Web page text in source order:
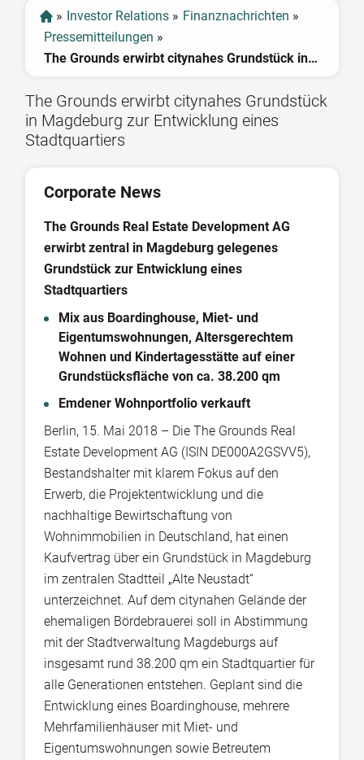
» Investor Relations » Finanznachrichten »
Pressemitteilungen »
The Grounds erwirbt citynahes Grundstück in Magdeburg zur Entwicklung eines Stadtquartiers
The Grounds erwirbt citynahes Grundstück
in Magdeburg zur Entwicklung eines
Stadtquartiers
Corporate News
The Grounds Real Estate Development AG
erwirbt zentral in Magdeburg gelegenes
Grundstück zur Entwicklung eines
Stadtquartiers
Mix aus Boardinghouse, Miet- und
Eigentumswohnungen, Altersgerechtem
Wohnen und Kindertagesstätte auf einer
Grundstücksfläche von ca. 38.200 qm
Emdener Wohnportfolio verkauft
Berlin, 15. Mai 2018 – Die The Grounds Real
Estate Development AG (ISIN DE000A2GSVV5),
Bestandshalter mit klarem Fokus auf den
Erwerb, die Projektentwicklung und die
nachhaltige Bewirtschaftung von
Wohnimmobilien in Deutschland, hat einen
Kaufvertrag über ein Grundstück in Magdeburg
im zentralen Stadtteil „Alte Neustadt“
unterzeichnet. Auf dem citynahen Gelände der
ehemaligen Bördebrauerei soll in Abstimmung
mit der Stadtverwaltung Magdeburgs auf
insgesamt rund 38.200 qm ein Stadtquartier für
alle Generationen entstehen. Geplant sind die
Entwicklung eines Boardinghouse, mehrere
Mehrfamilienhäuser mit Miet- und
Eigentumswohnungen sowie Betreutem